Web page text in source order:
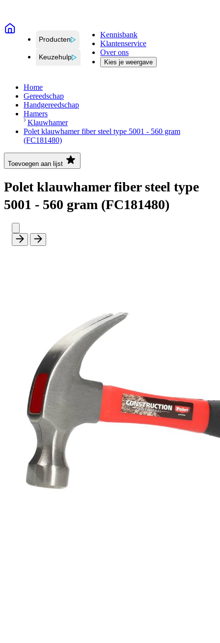
Producten
Keuzehulp
Kennisbank
Klantenservice
Over ons
Kies je weergave
Home
Gereedschap
Handgereedschap
Hamers
Klauwhamer
Polet klauwhamer fiber steel type 5001 - 560 gram
(FC181480)
Toevoegen aan lijst
Polet klauwhamer fiber steel type
5001 - 560 gram (FC181480)